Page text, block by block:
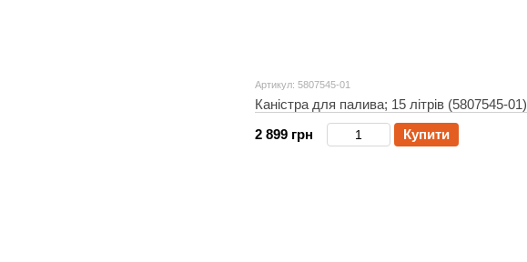
Артикул: 5807545-01
Каністра для палива; 15 літрів (5807545-01)
2 899 грн
Купити